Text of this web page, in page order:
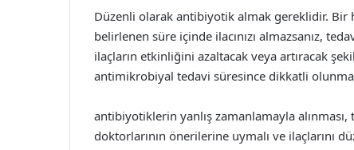
Düzenli olarak antibiyotik almak gereklidir. Bir
belirlenen süre içinde ilacınızı almazsanız,
ilaçların etkinliğini azaltacak veya artıracak
antimikrobiyal tedavi süresince dikkatli
antibiyotiklerin yanlış zamanlamayla
doktorlarının önerilerine uymalı ve ilaçlarını